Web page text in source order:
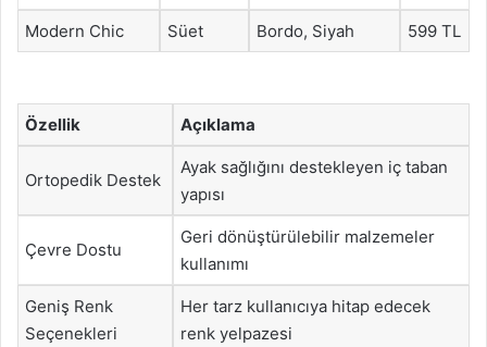
Modern Chic Süet Bordo, Siyah 599 TL
Özellik Açıklama
Ortopedik Destek
Ayak sağlığını destekleyen iç taban
yapısı
Çevre Dostu
Geri dönüştürülebilir malzemeler
kullanımı
Geniş Renk
Seçenekleri
Her tarz kullanıcıya hitap edecek
renk yelpazesi